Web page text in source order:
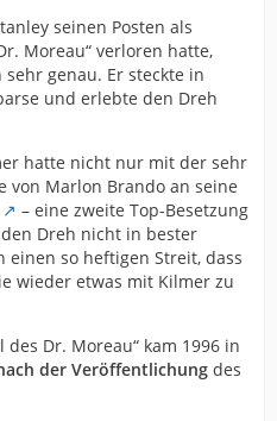
seinen Posten als
Moreau“ verloren hatte,
genau. Er steckte in
und erlebte den Dreh
hatte nicht nur mit der sehr
von Marlon Brando an seine
– eine zweite Top-Besetzung
Dreh nicht in bester
so heftigen Streit, dass
wieder etwas mit Kilmer zu
des Dr. Moreau“ kam 1996 in
der Veröffentlichung des